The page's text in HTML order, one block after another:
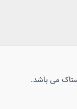
می باشد.